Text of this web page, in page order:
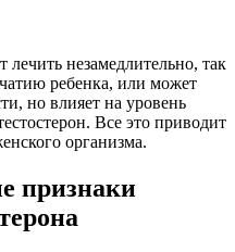
лечить незамедлительно, так
ребенка, или может
но влияет на уровень
Все это приводит
организма.
признаки